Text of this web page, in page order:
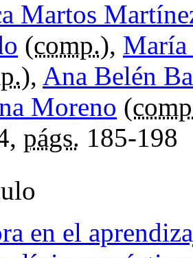
Martos
(comp.), María
), Ana Belén
Moreno (
págs. 185-198
en el